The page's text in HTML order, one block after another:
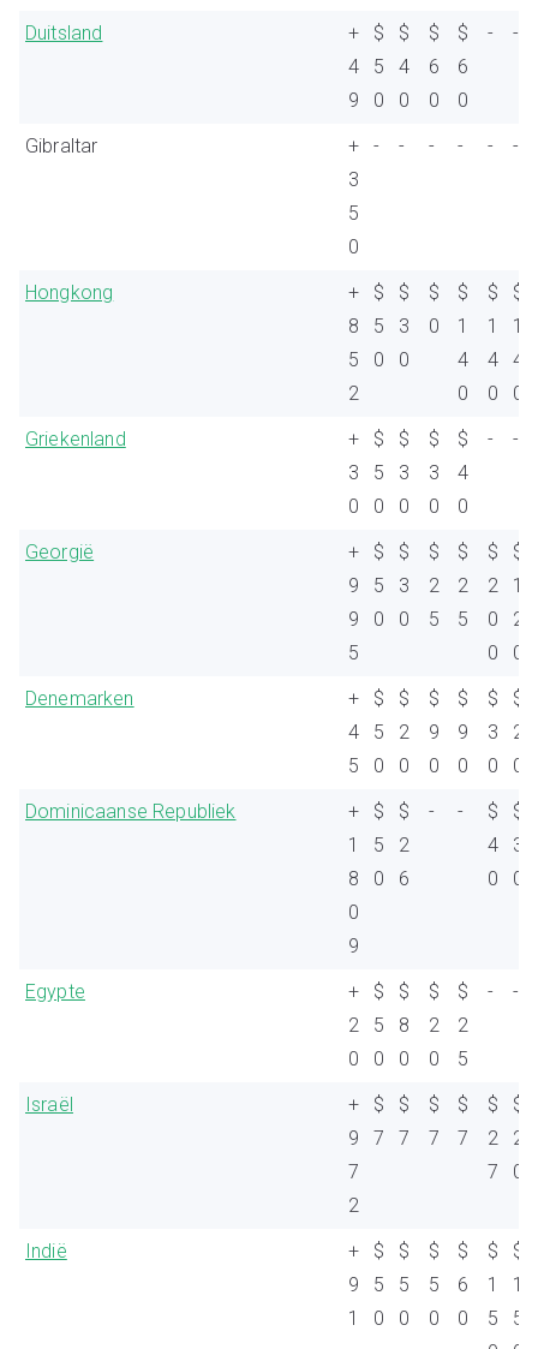
Duitsland
+
4
9
$
5
0
$
4
0
$
6
0
$
6
0
- -
Gibraltar
+
3
5
0
- - - - - -
Hongkong
+
8
5
2
$
5
0
$
3
0
$
0
$
1
4
0
$
1
4
0
$
1
4
0
Griekenland
+
3
0
$
5
0
$
3
0
$
3
0
$
4
0
- -
Georgië
+
9
9
5
$
5
0
$
3
0
$
2
5
$
2
5
$
2
0
0
$
1
2
0
Denemarken
+
4
5
$
5
0
$
2
0
$
9
0
$
9
0
$
3
0
$
2
0
Dominicaanse Republiek
+
1
8
0
9
$
5
0
$
2
6
- -
$
4
0
$
3
0
Egypte
+
2
0
$
5
0
$
8
0
$
2
0
$
2
5
- -
Israël
+
9
7
2
$
7
$
7
$
7
$
7
$
2
7
$
2
0
Indië
+
9
1
$
5
0
$
5
0
$
5
0
$
6
0
$
1
5
$
1
5